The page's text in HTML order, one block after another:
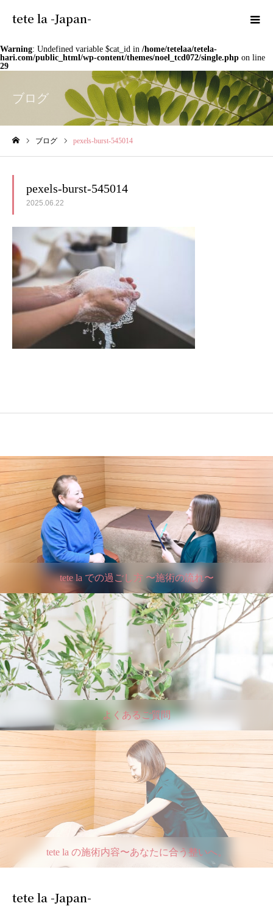
tete la -Japan-
Warning: Undefined variable $cat_id in /home/tetelaa/tetela-
hari.com/public_html/wp-content/themes/noel_tcd072/single.php on line
29
ブログ
ブログ pexels-burst-545014
pexels-burst-545014
2025.06.22
tete la での過ごし方 〜施術の流れ〜
よくあるご質問
tete la の施術内容〜あなたに合う整いへ。
tete la -Japan-